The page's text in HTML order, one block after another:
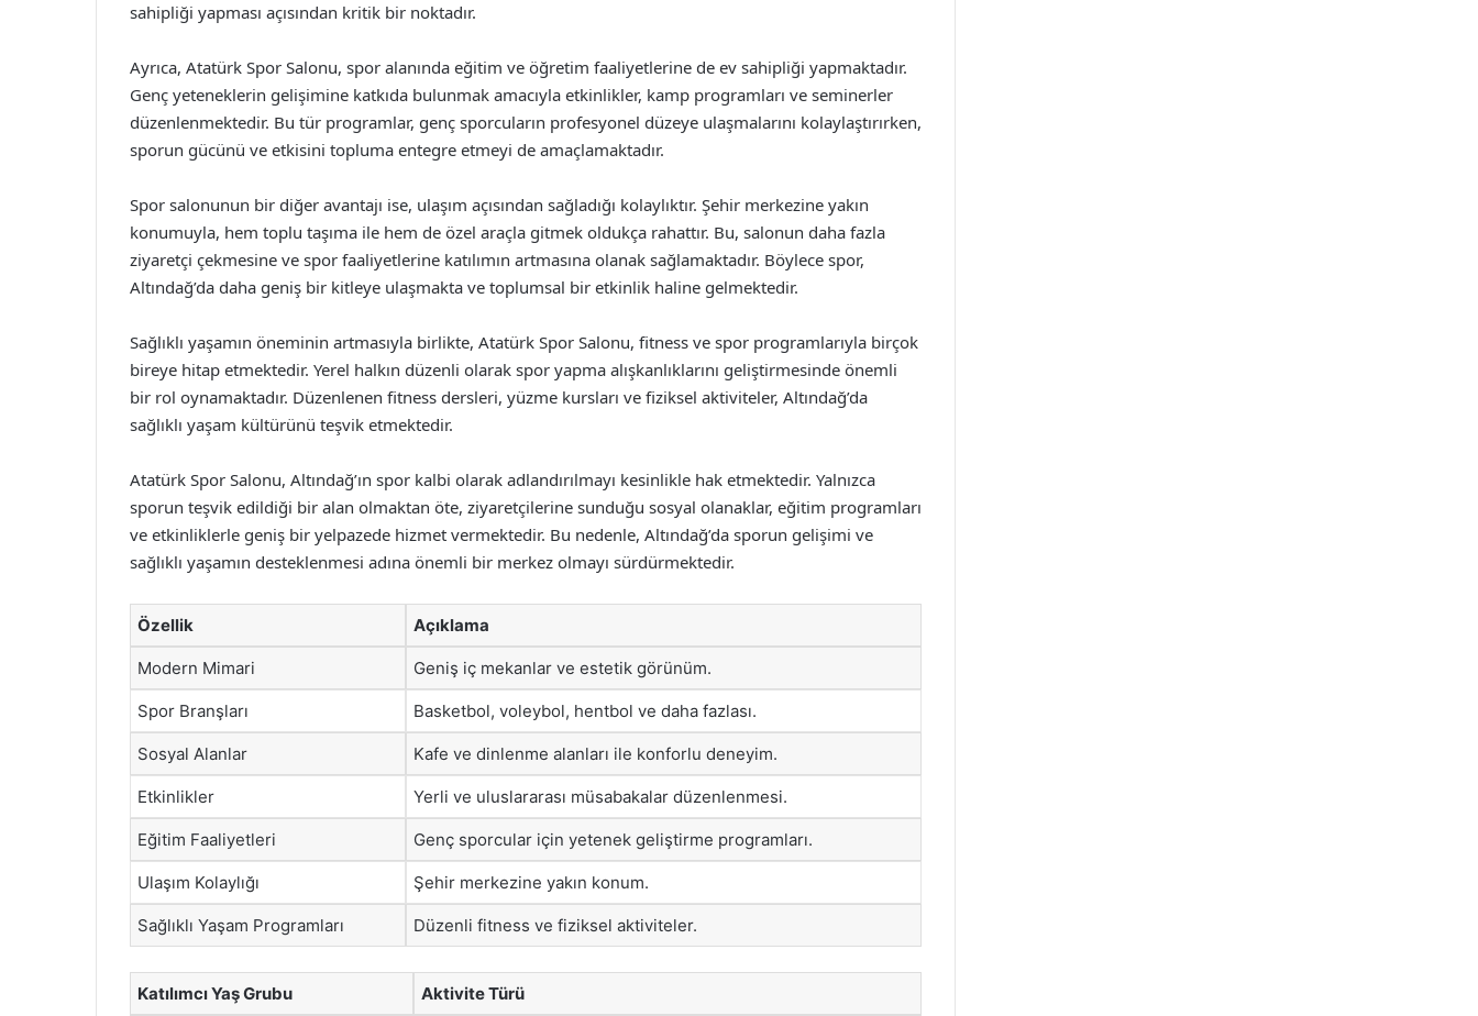
sahipliği yapması açısından kritik bir noktadır.
Ayrıca, Atatürk Spor Salonu, spor alanında eğitim ve öğretim faaliyetlerine de ev sahipliği yapmaktadır.
Genç yeteneklerin gelişimine katkıda bulunmak amacıyla etkinlikler, kamp programları ve seminerler
düzenlenmektedir. Bu tür programlar, genç sporcuların profesyonel düzeye ulaşmalarını kolaylaştırırken,
sporun gücünü ve etkisini topluma entegre etmeyi de amaçlamaktadır.
Spor salonunun bir diğer avantajı ise, ulaşım açısından sağladığı kolaylıktır. Şehir merkezine yakın
konumuyla, hem toplu taşıma ile hem de özel araçla gitmek oldukça rahattır. Bu, salonun daha fazla
ziyaretçi çekmesine ve spor faaliyetlerine katılımın artmasına olanak sağlamaktadır. Böylece spor,
Altındağ’da daha geniş bir kitleye ulaşmakta ve toplumsal bir etkinlik haline gelmektedir.
Sağlıklı yaşamın öneminin artmasıyla birlikte, Atatürk Spor Salonu, fitness ve spor programlarıyla birçok
bireye hitap etmektedir. Yerel halkın düzenli olarak spor yapma alışkanlıklarını geliştirmesinde önemli
bir rol oynamaktadır. Düzenlenen fitness dersleri, yüzme kursları ve fiziksel aktiviteler, Altındağ’da
sağlıklı yaşam kültürünü teşvik etmektedir.
Atatürk Spor Salonu, Altındağ’ın spor kalbi olarak adlandırılmayı kesinlikle hak etmektedir. Yalnızca
sporun teşvik edildiği bir alan olmaktan öte, ziyaretçilerine sunduğu sosyal olanaklar, eğitim programları
ve etkinliklerle geniş bir yelpazede hizmet vermektedir. Bu nedenle, Altındağ’da sporun gelişimi ve
sağlıklı yaşamın desteklenmesi adına önemli bir merkez olmayı sürdürmektedir.
Özellik Açıklama
Modern Mimari Geniş iç mekanlar ve estetik görünüm.
Spor Branşları Basketbol, voleybol, hentbol ve daha fazlası.
Sosyal Alanlar Kafe ve dinlenme alanları ile konforlu deneyim.
Etkinlikler Yerli ve uluslararası müsabakalar düzenlenmesi.
Eğitim Faaliyetleri Genç sporcular için yetenek geliştirme programları.
Ulaşım Kolaylığı Şehir merkezine yakın konum.
Sağlıklı Yaşam Programları Düzenli fitness ve fiziksel aktiviteler.
Katılımcı Yaş Grubu Aktivite Türü